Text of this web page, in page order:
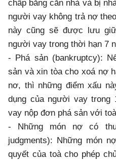
chấp bằng căn nhà và bị
người vay không trả nợ
này cũng sẽ được lưu
người vay trong thời hạn 7
- Phá sản (bankruptcy):
sản và xin tòa cho xoá nợ
nơ, thì những điểm xấu
dụng của người vay trong
vay nộp đơn phá sản với
- Những món nợ có
judgments): Những món
quyết của toà cho phép